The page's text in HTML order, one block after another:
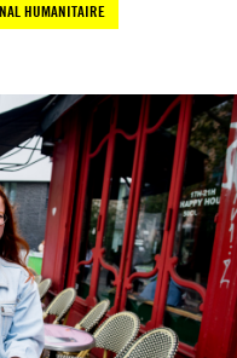
HUMANITAIRE